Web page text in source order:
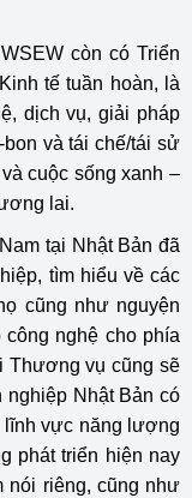
còn có Triển
tế tuần hoàn, là
dịch vụ, giải pháp
và tái chế/tái sử
cuộc sống xanh –
lai.
tại Nhật Bản đã
tìm hiểu về các
cũng như nguyện
nghệ cho phía
Thương vụ cũng sẽ
nghiệp Nhật Bản có
lĩnh vực năng lượng
phát triển hiện nay
nói riêng, cũng như